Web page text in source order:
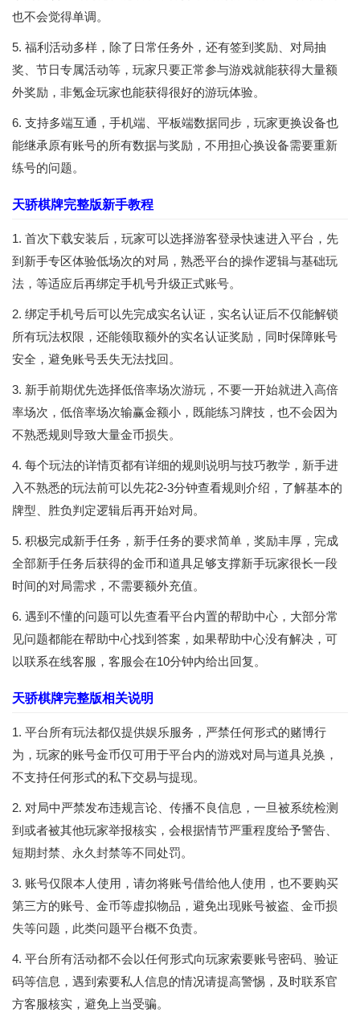
也不会觉得单调。
5. 福利活动多样，除了日常任务外，还有签到奖励、对局抽
奖、节日专属活动等，玩家只要正常参与游戏就能获得大量额
外奖励，非氪金玩家也能获得很好的游玩体验。
6. 支持多端互通，手机端、平板端数据同步，玩家更换设备也
能继承原有账号的所有数据与奖励，不用担心换设备需要重新
练号的问题。
天骄棋牌完整版新手教程
1. 首次下载安装后，玩家可以选择游客登录快速进入平台，先
到新手专区体验低场次的对局，熟悉平台的操作逻辑与基础玩
法，等适应后再绑定手机号升级正式账号。
2. 绑定手机号后可以先完成实名认证，实名认证后不仅能解锁
所有玩法权限，还能领取额外的实名认证奖励，同时保障账号
安全，避免账号丢失无法找回。
3. 新手前期优先选择低倍率场次游玩，不要一开始就进入高倍
率场次，低倍率场次输赢金额小，既能练习牌技，也不会因为
不熟悉规则导致大量金币损失。
4. 每个玩法的详情页都有详细的规则说明与技巧教学，新手进
入不熟悉的玩法前可以先花2-3分钟查看规则介绍，了解基本的
牌型、胜负判定逻辑后再开始对局。
5. 积极完成新手任务，新手任务的要求简单，奖励丰厚，完成
全部新手任务后获得的金币和道具足够支撑新手玩家很长一段
时间的对局需求，不需要额外充值。
6. 遇到不懂的问题可以先查看平台内置的帮助中心，大部分常
见问题都能在帮助中心找到答案，如果帮助中心没有解决，可
以联系在线客服，客服会在10分钟内给出回复。
天骄棋牌完整版相关说明
1. 平台所有玩法都仅提供娱乐服务，严禁任何形式的赌博行
为，玩家的账号金币仅可用于平台内的游戏对局与道具兑换，
不支持任何形式的私下交易与提现。
2. 对局中严禁发布违规言论、传播不良信息，一旦被系统检测
到或者被其他玩家举报核实，会根据情节严重程度给予警告、
短期封禁、永久封禁等不同处罚。
3. 账号仅限本人使用，请勿将账号借给他人使用，也不要购买
第三方的账号、金币等虚拟物品，避免出现账号被盗、金币损
失等问题，此类问题平台概不负责。
4. 平台所有活动都不会以任何形式向玩家索要账号密码、验证
码等信息，遇到索要私人信息的情况请提高警惕，及时联系官
方客服核实，避免上当受骗。